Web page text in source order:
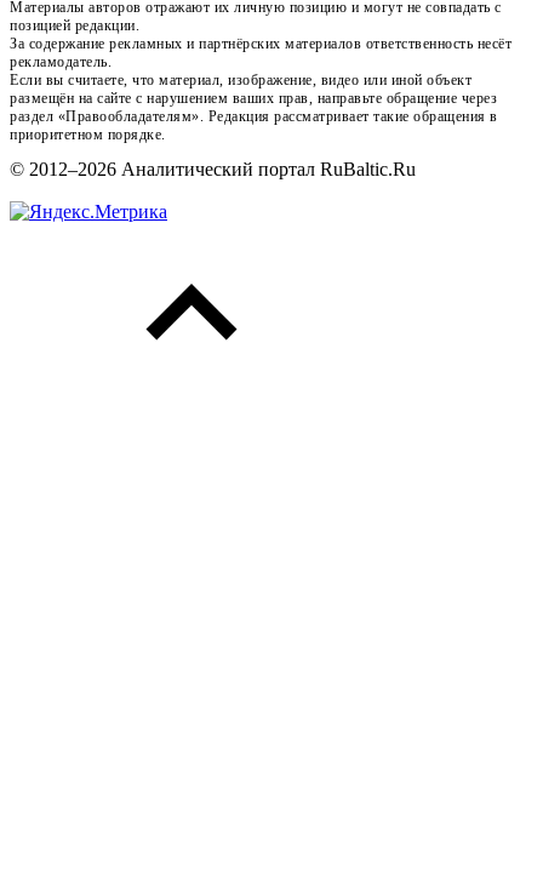
Материалы авторов отражают их личную позицию и могут не совпадать с
позицией редакции.
За содержание рекламных и партнёрских материалов ответственность несёт
рекламодатель.
Если вы считаете, что материал, изображение, видео или иной объект
размещён на сайте с нарушением ваших прав, направьте обращение через
раздел «Правообладателям». Редакция рассматривает такие обращения в
приоритетном порядке.
© 2012–2026 Аналитический портал RuBaltic.Ru